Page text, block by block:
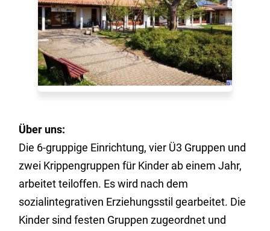
Über uns:
Die 6-gruppige Einrichtung, vier Ü3 Gruppen und
zwei Krippengruppen für Kinder ab einem Jahr,
arbeitet teiloffen. Es wird nach dem
sozialintegrativen Erziehungsstil gearbeitet. Die
Kinder sind festen Gruppen zugeordnet und